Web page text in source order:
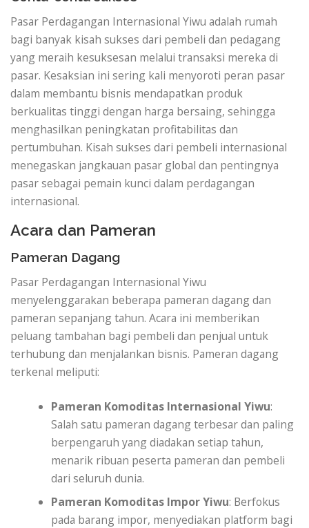
Pasar Perdagangan Internasional Yiwu adalah rumah
bagi banyak kisah sukses dari pembeli dan pedagang
yang meraih kesuksesan melalui transaksi mereka di
pasar. Kesaksian ini sering kali menyoroti peran pasar
dalam membantu bisnis mendapatkan produk
berkualitas tinggi dengan harga bersaing, sehingga
menghasilkan peningkatan profitabilitas dan
pertumbuhan. Kisah sukses dari pembeli internasional
menegaskan jangkauan pasar global dan pentingnya
pasar sebagai pemain kunci dalam perdagangan
internasional.
Acara dan Pameran
Pameran Dagang
Pasar Perdagangan Internasional Yiwu
menyelenggarakan beberapa pameran dagang dan
pameran sepanjang tahun. Acara ini memberikan
peluang tambahan bagi pembeli dan penjual untuk
terhubung dan menjalankan bisnis. Pameran dagang
terkenal meliputi:
Pameran Komoditas Internasional Yiwu:
Salah satu pameran dagang terbesar dan paling
berpengaruh yang diadakan setiap tahun,
menarik ribuan peserta pameran dan pembeli
dari seluruh dunia.
Pameran Komoditas Impor Yiwu: Berfokus
pada barang impor, menyediakan platform bagi